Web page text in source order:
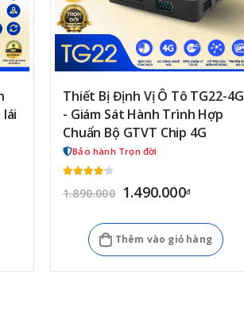
Thiết Bị Định Vị Ô Tô TG22-4G
- Giám Sát Hành Trình Hợp
Chuẩn Bộ GTVT Chip 4G
Bảo hành Trọn đời
1.890.000 1.490.000đ
Thêm vào giỏ hàng